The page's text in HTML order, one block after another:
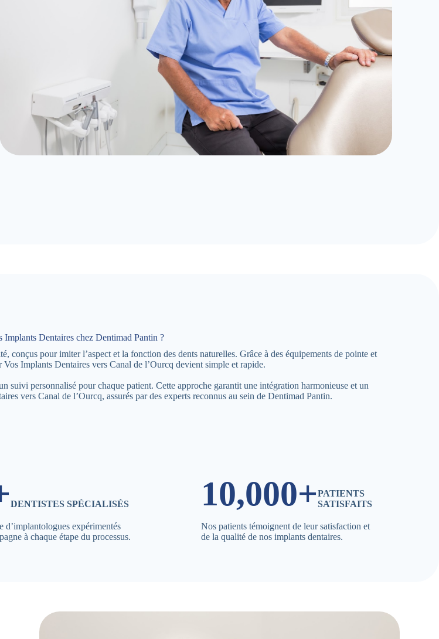
Implants Dentaires chez Dentimad Pantin ?
conçus pour imiter l’aspect et la fonction des dents naturelles. Grâce à des équipements de pointe et
Implants Dentaires vers Canal de l’Ourcq devient simple et rapide.
suivi personnalisé pour chaque patient. Cette approche garantit une intégration harmonieuse et un
vers Canal de l’Ourcq, assurés par des experts reconnus au sein de Dentimad Pantin.
DENTISTES SPÉCIALISÉS
d’implantologues expérimentés
à chaque étape du processus.
10,000+PATIENTS
SATISFAITS
Nos patients témoignent de leur satisfaction et
de la qualité de nos implants dentaires.